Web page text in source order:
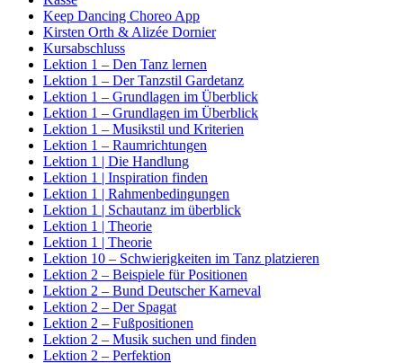
Keep Dancing Choreo App
Kirsten Orth & Alizée Dornier
Kursabschluss
Lektion 1 – Den Tanz lernen
Lektion 1 – Der Tanzstil Gardetanz
Lektion 1 – Grundlagen im Überblick
Lektion 1 – Grundlagen im Überblick
Lektion 1 – Musikstil und Kriterien
Lektion 1 – Raumrichtungen
Lektion 1 | Die Handlung
Lektion 1 | Inspiration finden
Lektion 1 | Rahmenbedingungen
Lektion 1 | Schautanz im überblick
Lektion 1 | Theorie
Lektion 1 | Theorie
Lektion 10 – Schwierigkeiten im Tanz platzieren
Lektion 2 – Beispiele für Positionen
Lektion 2 – Bund Deutscher Karneval
Lektion 2 – Der Spagat
Lektion 2 – Fußpositionen
Lektion 2 – Musik suchen und finden
Lektion 2 – Perfektion